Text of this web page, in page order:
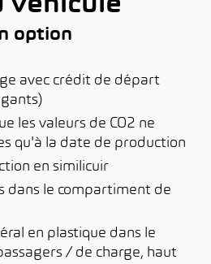
véhicule
option
avec crédit de départ
les valeurs de CO2 ne
qu'à la date de production
en similicuir
dans le compartiment de
en plastique dans le
/ de charge, haut